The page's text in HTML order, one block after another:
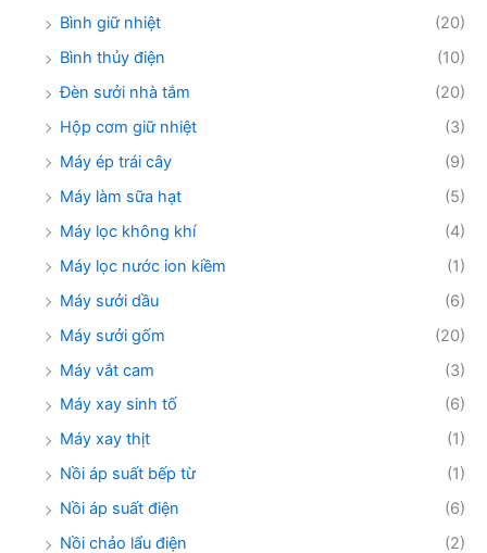
Bình giữ nhiệt
(20)
Bình thủy điện
(10)
Đèn sưởi nhà tắm
(20)
Hộp cơm giữ nhiệt
(3)
Máy ép trái cây
(9)
Máy làm sữa hạt
(5)
Máy lọc không khí
(4)
Máy lọc nước ion kiềm
(1)
Máy sưởi dầu
(6)
Máy sưởi gốm
(20)
Máy vắt cam
(3)
Máy xay sinh tố
(6)
Máy xay thịt
(1)
Nồi áp suất bếp từ
(1)
Nồi áp suất điện
(6)
Nồi chảo lẩu điện
(2)